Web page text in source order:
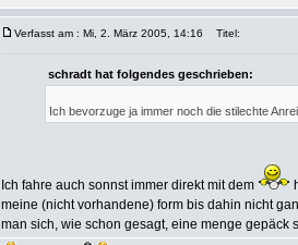
Verfasst am : Mi, 2. März 2005, 14:16 Titel:
schradt hat folgendes geschrieben:
Ich bevorzuge ja immer noch die stilechte
Ich fahre auch sonnst immer direkt mit dem
meine (nicht vorhandene) form bis dahin nicht
man sich, wie schon gesagt, eine menge gepäck